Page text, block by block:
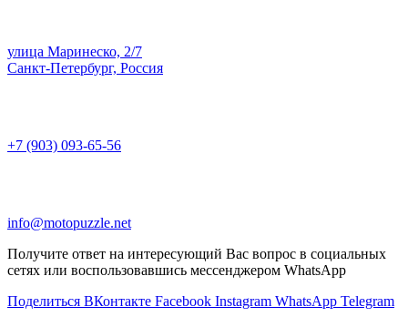
улица Маринеско, 2/7
Санкт-Петербург, Россия
+7 (903) 093-65-56
info@motopuzzle.net
Получите ответ на интересующий Вас вопрос в социальных
сетях или воспользовавшись мессенджером WhatsApp
Поделиться ВКонтакте Facebook Instagram WhatsApp Telegram